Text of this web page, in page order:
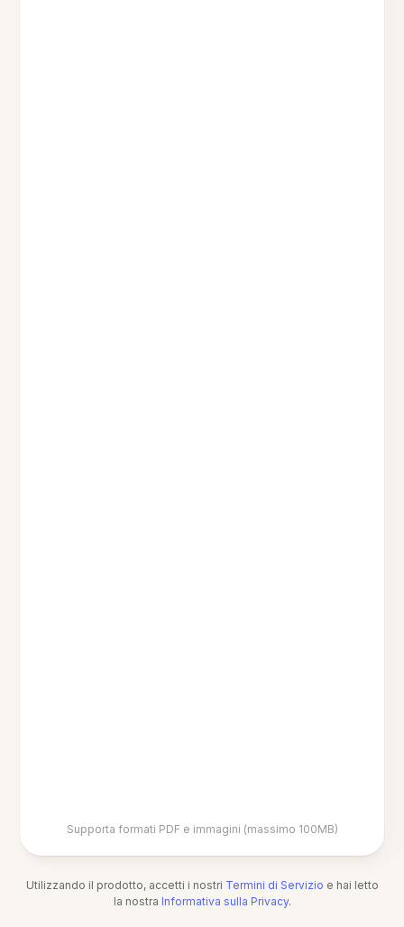
Supporta formati PDF e immagini (massimo 100MB)
Utilizzando il prodotto, accetti i nostri Termini di Servizio e hai letto
la nostra Informativa sulla Privacy.